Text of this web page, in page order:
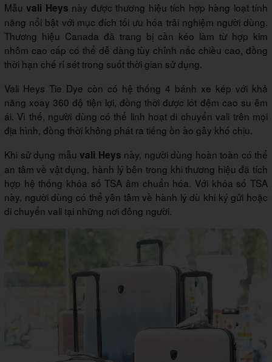
Mẫuvali Heys này được thương hiệu tích hợp hàng loạt tính
năng nổi bật với mục đích tối ưu hóa trải nghiệm người dùng.
Thương hiệu Canada đã trang bị cần kéo làm từ hợp kim
nhôm cao cấp có thể dễ dàng tùy chỉnh nấc chiều cao, đồng
thời hạn chế rỉ sét trong suốt thời gian sử dụng.
Vali Heys Tie Dye còn có hệ thống 4 bánh xe kép với khả
năng xoay 360 độ tiện lợi, đồng thời được lót đệm cao su êm
ái. Vì thế, người dùng có thể linh hoạt di chuyển vali trên mọi
địa hình, đồng thời không phát ra tiếng ồn ào gây khó chịu.
Khi sử dụng mẫu vali Heys này, người dùng hoàn toàn có thể
an tâm về vật dụng, hành lý bên trong khi thương hiệu đã tích
hợp hệ thống khóa số TSA âm chuẩn hóa. Với khóa số TSA
này, người dùng có thể yên tâm về hành lý dù khi ký gửi hoặc
di chuyển vali tại những nơi đông người.